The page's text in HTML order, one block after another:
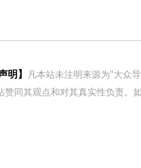
明】
凡本站未注明来源为"大众
赞同其观点和对其真实性负责。